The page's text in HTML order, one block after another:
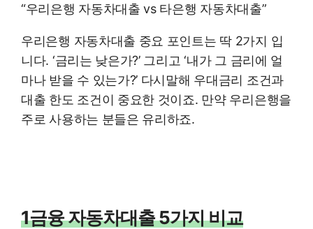
“우리은행 자동차대출 vs 타은행 자동차대출”
우리은행 자동차대출 중요 포인트는 딱 2가지 입
니다. ‘금리는 낮은가?’ 그리고 ‘내가 그 금리에 얼
마나 받을 수 있는가?’ 다시말해 우대금리 조건과
대출 한도 조건이 중요한 것이죠. 만약 우리은행을
주로 사용하는 분들은 유리하죠.
1금융 자동차대출 5가지 비교